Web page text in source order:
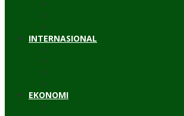
INTERNASIONAL
EKONOMI